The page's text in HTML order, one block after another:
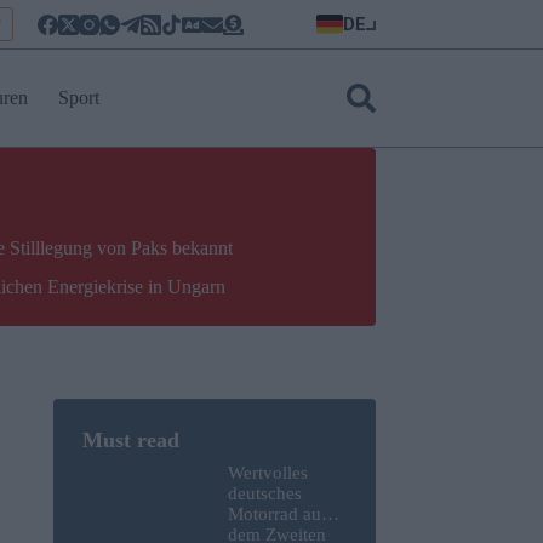
DE
Sport
Stilllegung von Paks bekannt
Energiekrise in Ungarn
Wertvolles
deutsches
Motorrad aus
dem Zweiten